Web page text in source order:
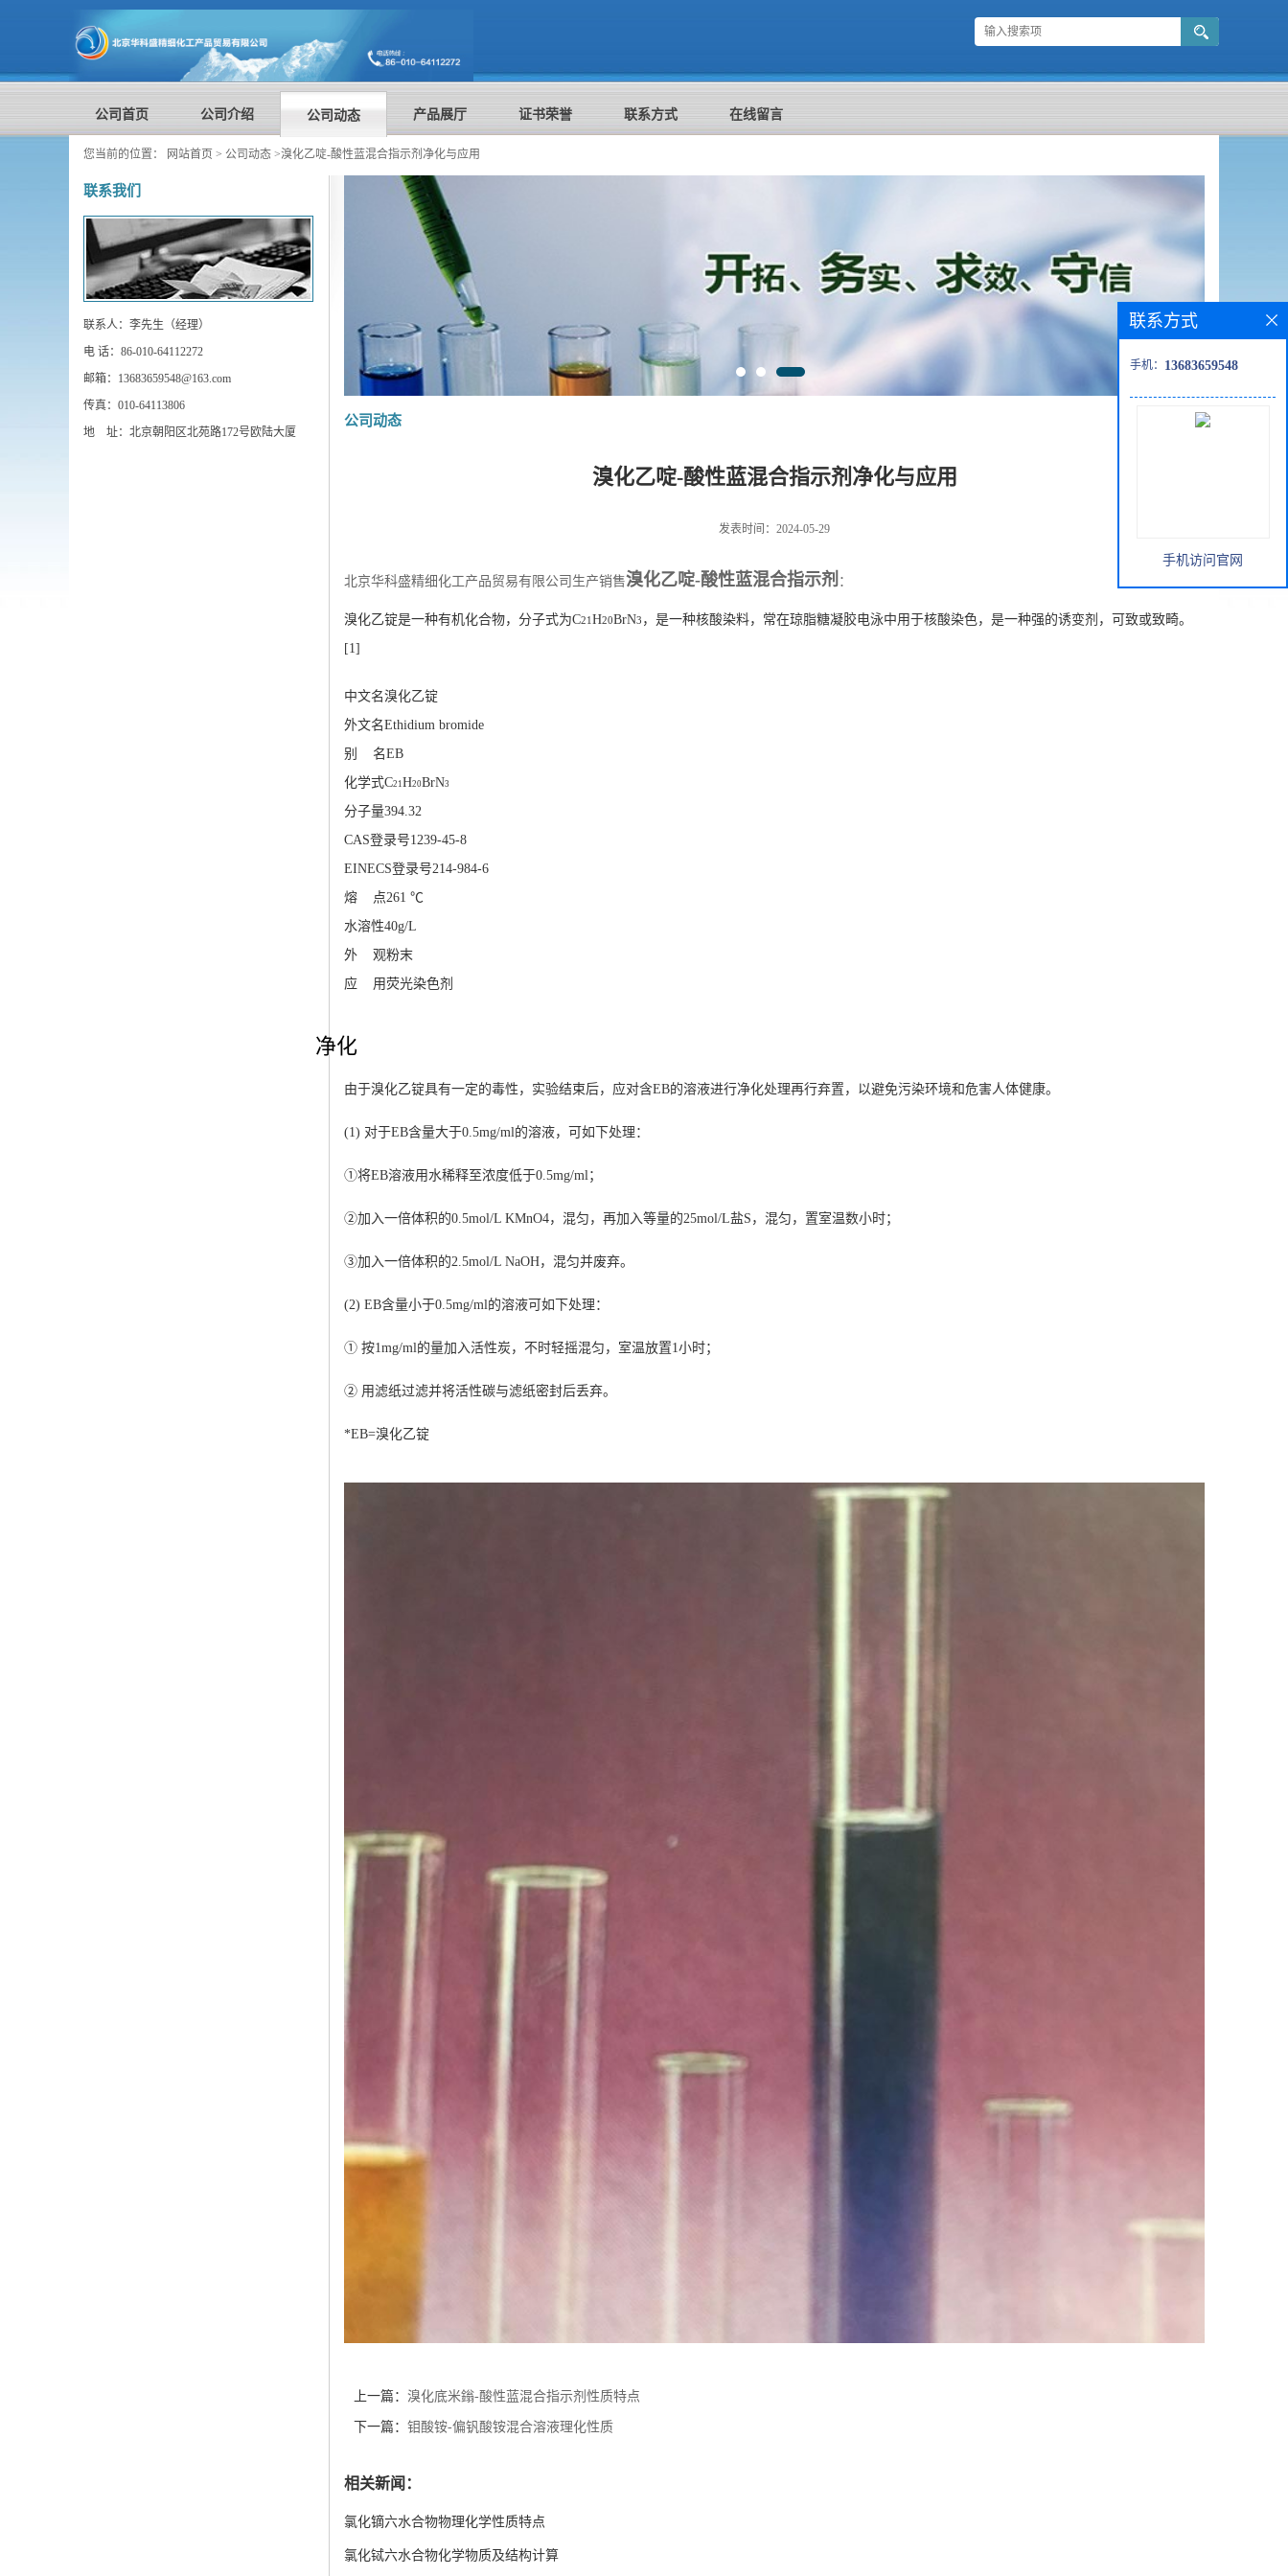
公司首页 公司介绍 公司动态 产品展厅 证书荣誉 联系方式 在线留言
您当前的位置： 网站首页 > 公司动态 >溴化乙啶-酸性蓝混合指示剂净化与应用
联系我们
联系人：李先生（经理）
电 话：86-010-64112272
邮箱：13683659548@163.com
传真：010-64113806
地 址：北京朝阳区北苑路172号欧陆大厦
公司动态
溴化乙啶-酸性蓝混合指示剂净化与应用
发表时间：2024-05-29
北京华科盛精细化工产品贸易有限公司生产销售溴化乙啶-酸性蓝混合指示剂 ：
溴化乙锭是一种有机化合物，分子式为C21 H20BrN3 ，是一种核酸染料，常在琼脂糖凝胶电泳中用于核酸染色，是一种强的诱变剂，可致或致畸。
[1]
中文名溴化乙锭
外文名Ethidium bromide
别 名EB
化学式C21H20BrN3
分子量394.32
CAS登录号1239-45-8
EINECS登录号214-984-6
熔 点261 ℃
水溶性40g/L
外 观粉末
应 用 荧光染色剂
净化
由于溴化乙锭具有一定的毒性，实验结束后，应对含EB的溶液进行净化处理再行弃置，以避免污染环境和危害人体健康。
(1) 对于EB含量大于0.5mg/ml的溶液，可如下处理：
①将EB溶液用水稀释至浓度低于0.5mg/ml；
②加入一倍体积的0.5mol/L KMnO4，混匀，再加入等量的25mol/L盐S ，混匀，置室温数小时；
③加入一倍体积的2.5mol/L NaOH，混匀并废弃。
(2) EB含量小于0.5mg/ml的溶液可如下处理：
① 按1mg/ml的量加入活性炭，不时轻摇混匀，室温放置1小时；
② 用滤纸过滤并将活性碳与滤纸密封后丢弃。
*EB=溴化乙锭
上一篇： 溴化底米鎓-酸性蓝混合指示剂性质特点
下一篇： 钼酸铵-偏钒酸铵混合溶液理化性质
相关新闻：
氯化镝六水合物物理化学性质特点
氯化铽六水合物化学物质及结构计算
联系方式
手机： 13683659548
手机访问官网